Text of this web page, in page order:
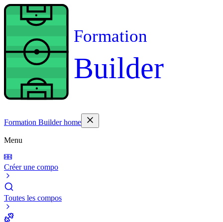
Formation
Builder
Formation Builder home
Menu
Créer une compo
Toutes les compos